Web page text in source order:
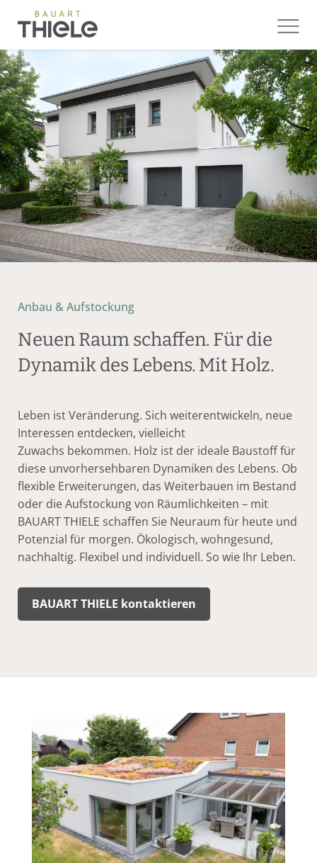
Anbau & Aufstockung
Neuen Raum schaffen. Für die
Dynamik des Lebens. Mit Holz.
Leben ist Veränderung. Sich weiterentwickeln, neue
Interessen entdecken, vielleicht
Zuwachs bekommen. Holz ist der ideale Baustoff für
diese unvorhersehbaren Dynamiken des Lebens. Ob
flexible Erweiterungen, das Weiterbauen im Bestand
oder die Aufstockung von Räumlichkeiten – mit
BAUART THIELE schaffen Sie Neuraum für heute und
Potenzial für morgen. Ökologisch, wohngesund,
nachhaltig. Flexibel und individuell. So wie Ihr Leben.
BAUART THIELE kontaktieren